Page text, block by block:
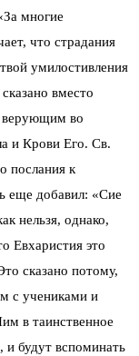
многие
что страдания
умилостивления
вместо
верующим во
и Крови Его. Св.
послания к
еще добавил: «Сие
нельзя, однако,
Евхаристия это
сказано потому,
с учениками и
в таинственное
будут вспоминать